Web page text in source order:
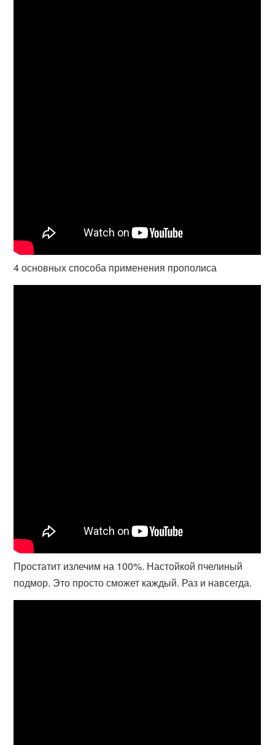
4 основных способа применения прополиса
Простатит излечим на 100%. Настойкой пчелиный
подмор. Это просто сможет каждый. Раз и навсегда.